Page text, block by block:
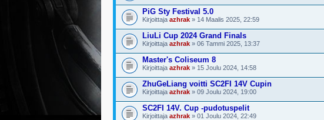
PiG Sty Festival 5.0
Kirjoittaja azhrak » 14 Maalis 2025, 22:59
LiuLi Cup 2024 Grand Finals
Kirjoittaja azhrak » 06 Tammi 2025, 13:37
Master's Coliseum 8
Kirjoittaja azhrak » 15 Joulu 2024, 14:58
ZhuGeLiang voitti SC2FI 14V Cupin
Kirjoittaja azhrak » 09 Joulu 2024, 19:00
SC2FI 14V. Cup -pudotuspelit
Kirjoittaja azhrak » 01 Joulu 2024, 22:49